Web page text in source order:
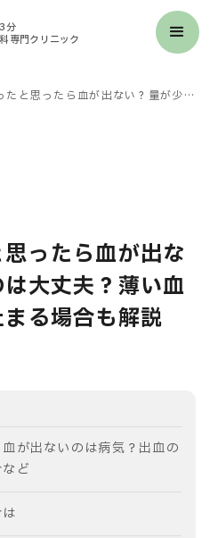
分
専門クリニック
生理が始まったと思ったら血が出ない？量が少ないのは大丈夫？薄い血だったり途中で止まる場合も解説
ったら血が出な
大丈夫？薄い血
る場合も解説
が出ないのは病気？出血の
ど